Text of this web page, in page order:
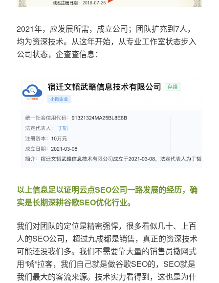
2021年，应发展所需，成立公司；团队扩充到7人，
均为资深技术。从这年开始，从专业工作室状态步入
公司状态，企查查信息：
以上信息足以证明云点SEO公司一路发展的经历，确
实是长期深耕谷歌SEO优化行业。
我们对团队的定位是精密强悍，很多看似几十、上百
人的SEO公司，超过九成都是销售，真正的资深技术
可能还没我们多。我们不需要靠大量的销售员撒网式
用“嘴”拉客，我们自己就是做谷歌SEO的，SEO就是
我们最大的客流来源。技术实力看得到，这也是为什